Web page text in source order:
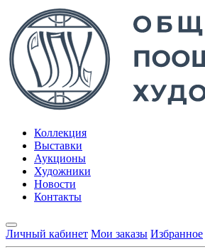
Коллекция
Выставки
Аукционы
Художники
Новости
Контакты
Личный кабинет Мои заказы Избранное